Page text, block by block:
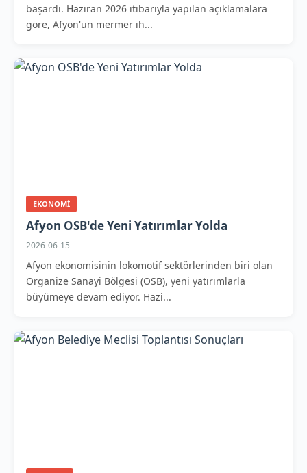
başardı. Haziran 2026 itibarıyla yapılan açıklamalara
göre, Afyon'un mermer ih...
EKONOMI
Afyon OSB'de Yeni Yatırımlar Yolda
2026-06-15
Afyon ekonomisinin lokomotif sektörlerinden biri olan
Organize Sanayi Bölgesi (OSB), yeni yatırımlarla
büyümeye devam ediyor. Hazi...